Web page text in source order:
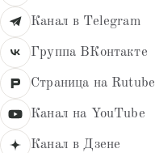
Канал в Telegram
Группа ВКонтакте
Страница на Rutube
Канал на YouTube
Канал в Дзене